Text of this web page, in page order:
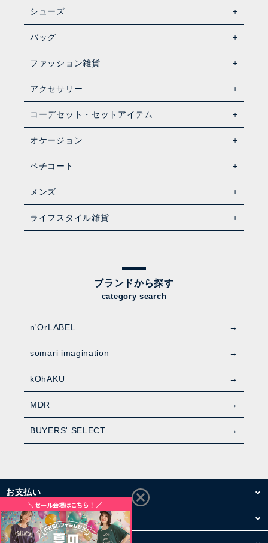
シューズ
バッグ
ファッション雑貨
アクセサリー
コーデセット・セットアイテム
オケージョン
ペチコート
メンズ
ライフスタイル雑貨
ブランドから探す
category search
n'OrLABEL
somari imagination
kOhAKU
MDR
BUYERS' SELECT
お支払い
配送・送料